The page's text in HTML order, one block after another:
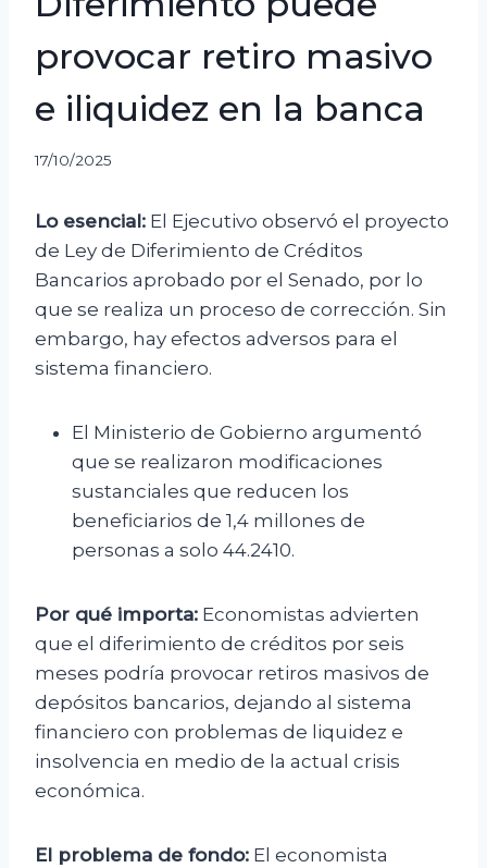
provocar retiro masivo
e iliquidez en la banca
17/10/2025
Lo esencial: El Ejecutivo observó el proyecto
de Ley de Diferimiento de Créditos
Bancarios aprobado por el Senado, por lo
que se realiza un proceso de corrección. Sin
embargo, hay efectos adversos para el
sistema financiero.
El Ministerio de Gobierno argumentó
que se realizaron modificaciones
sustanciales que reducen los
beneficiarios de 1,4 millones de
personas a solo 44.2410.
Por qué importa: Economistas advierten
que el diferimiento de créditos por seis
meses podría provocar retiros masivos de
depósitos bancarios, dejando al sistema
financiero con problemas de liquidez e
insolvencia en medio de la actual crisis
económica.
El problema de fondo: El economista